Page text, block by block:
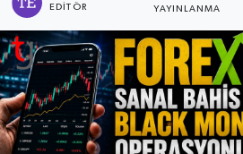
EDITÖR YAYINLANMA